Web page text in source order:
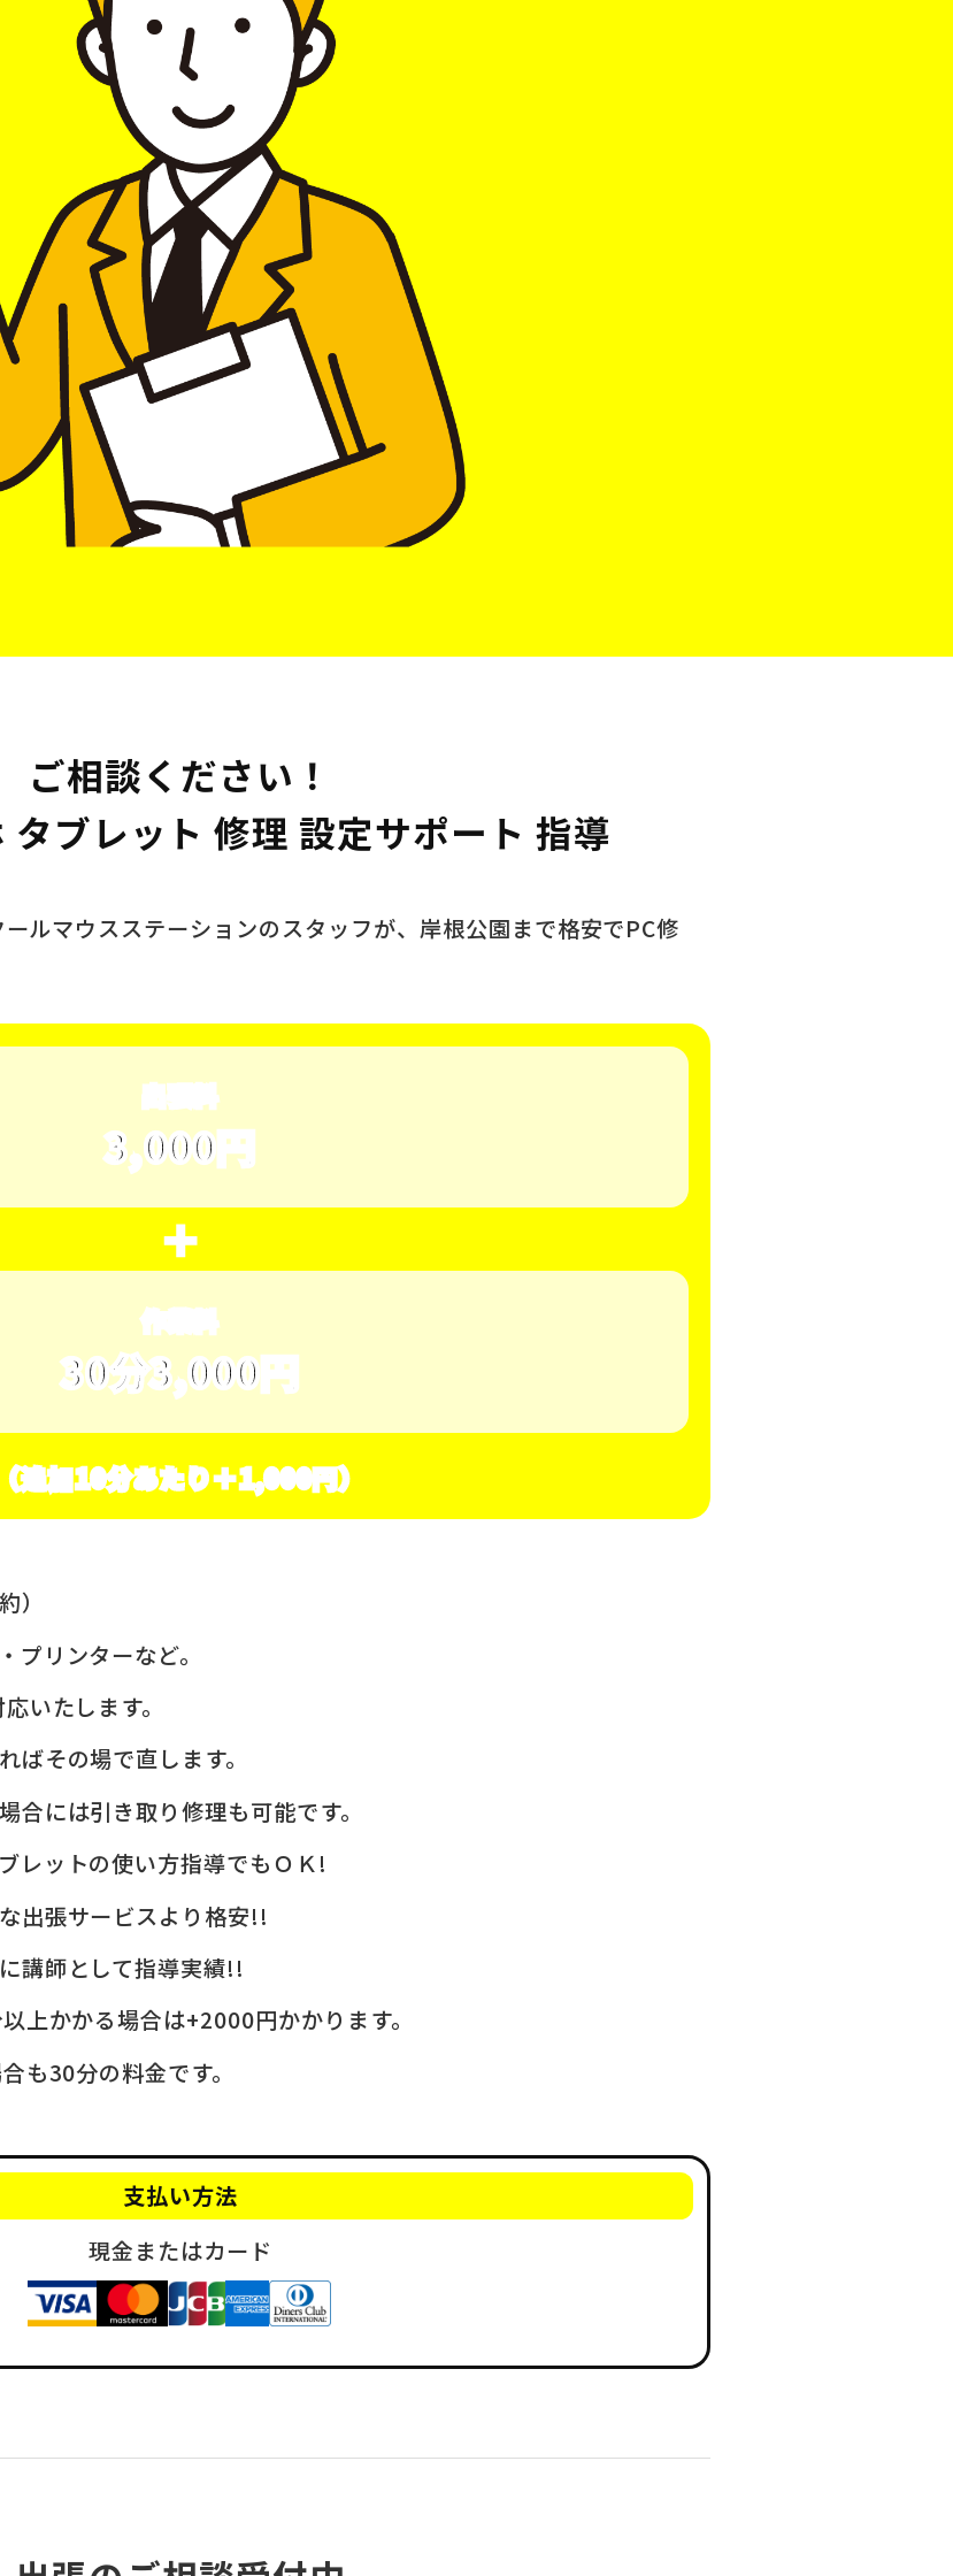
ご相談ください！
タブレット 修理 設定サポート 指導
ルマウスステーションのスタッフが、 岸根公園まで格安でPC修
出張料
3,000円
＋
作業料
30分3,000円
（追加10分あたり＋1,000円）
）
プリンターなど。
いたします。
ばその場で直します。
には引き取り修理も可能です。
レットの使い方指導でもＯＫ!
出張サービスより格安!!
講師として指導実績!!
上かかる場合は+2000円かかります。
も30分の料金です。
支払い方法
現金またはカード